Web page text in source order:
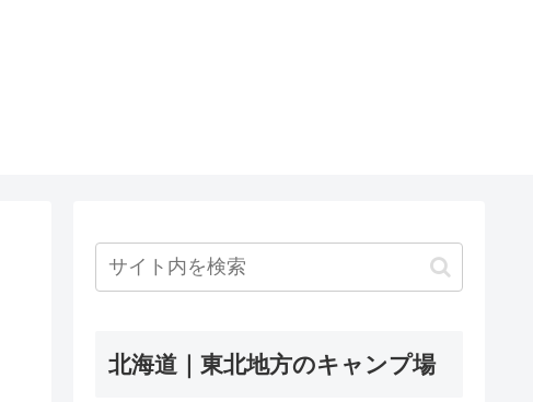
北海道｜東北地方のキャンプ場